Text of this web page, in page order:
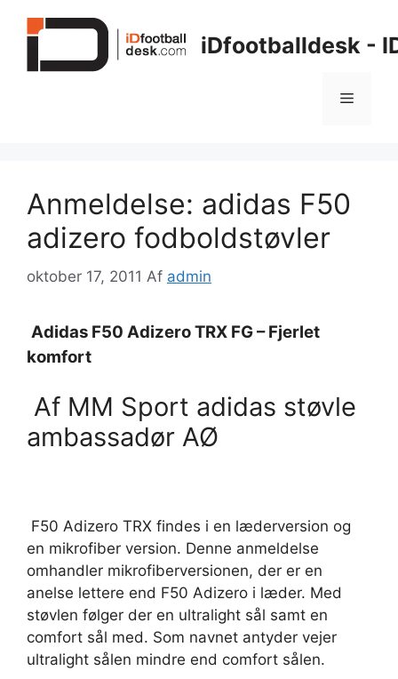
iDfootballdesk -
Menu
Anmeldelse: adidas F50
adizero fodboldstøvler
oktober 17, 2011 Af admin
Adidas F50 Adizero TRX FG – Fjerlet
komfort
Af MM Sport adidas støvle
ambassadør AØ
F50 Adizero TRX findes i en læderversion og
en mikrofiber version. Denne anmeldelse
omhandler mikrofiberversionen, der er en
anelse lettere end F50 Adizero i læder. Med
støvlen følger der en ultralight sål samt en
comfort sål med. Som navnet antyder vejer
ultralight sålen mindre end comfort sålen.